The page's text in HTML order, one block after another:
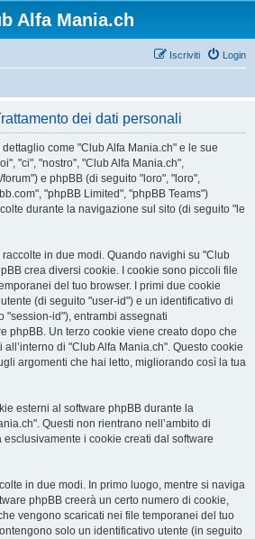
Alfa Mania.ch
Login
Iscriviti
dei dati personali
come "Club Alfa Mania.ch" e le sue
"ci", "nostro", "Club Alfa Mania.ch",
e phpBB (di seguito "loro", "loro",
"phpBB Limited", "phpBB Teams")
durante la navigazione sul sito (di seguito "le
in due modi. Quando navighi su "Club
crea diversi cookie. I cookie sono piccoli file
del tuo browser. I primi due cookie
(di seguito "user-id") e un identificativo di
"session-id"), entrambi assegnati
phpBB. Un terzo cookie viene creato dopo che
di "Club Alfa Mania.ch". Questo cookie
argomenti che hai letto, migliorando così la tua
esterni al software phpBB durante la
Questi non rientrano nell’ambito di
i cookie creati dal software
in due modi. In primo luogo, mentre si naviga
phpBB creerà un certo numero di cookie,
vengono scaricati nei file temporanei del tuo
solo un identificativo utente (in seguito